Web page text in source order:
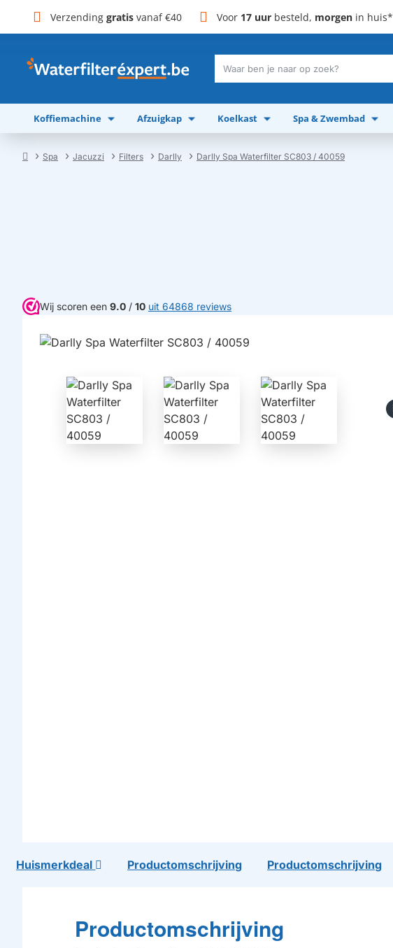
Verzending gratis vanaf €40 Voor 17 uur besteld, morgen in huis*
Waar
je
naar
op
Koffiemachine Afzuigkap Koelkast Spa & Zwembad
Spa Jacuzzi Filters Darlly Darlly Spa Waterfilter SC803 / 40059
Wij scoren een 9.0 / 10 uit 64868 reviews
Huismerkdeal Productomschrijving Productomschrijving
Productomschrijving